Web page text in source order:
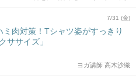
7/31 (金)
ミ肉対策！Tシャツ姿がすっきり
ササイズ」
ヨガ講師 高木沙織